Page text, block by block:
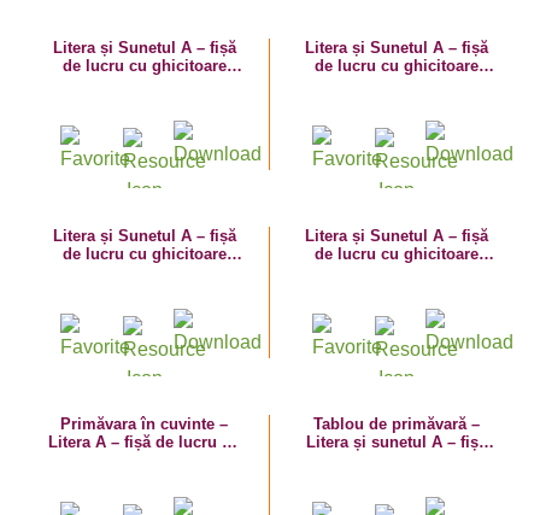
Litera și Sunetul A – fișă
de lucru cu ghicitoare
Litera și Sunetul A – fișă
de lucru cu ghicitoare
Litera și Sunetul A – fișă
de lucru cu ghicitoare
Litera și Sunetul A – fișă
de lucru cu ghicitoare
Primăvara în cuvinte –
Litera A – fișă de lucru cu
Tablou de primăvară –
Litera și sunetul A – fișă